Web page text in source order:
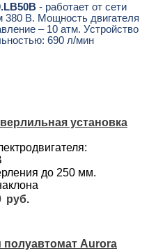
- работает от сети
380 В. Мощность двигателя
– 10 атм. Устройство
690 л/мин
установка
до 250 мм.
Aurora